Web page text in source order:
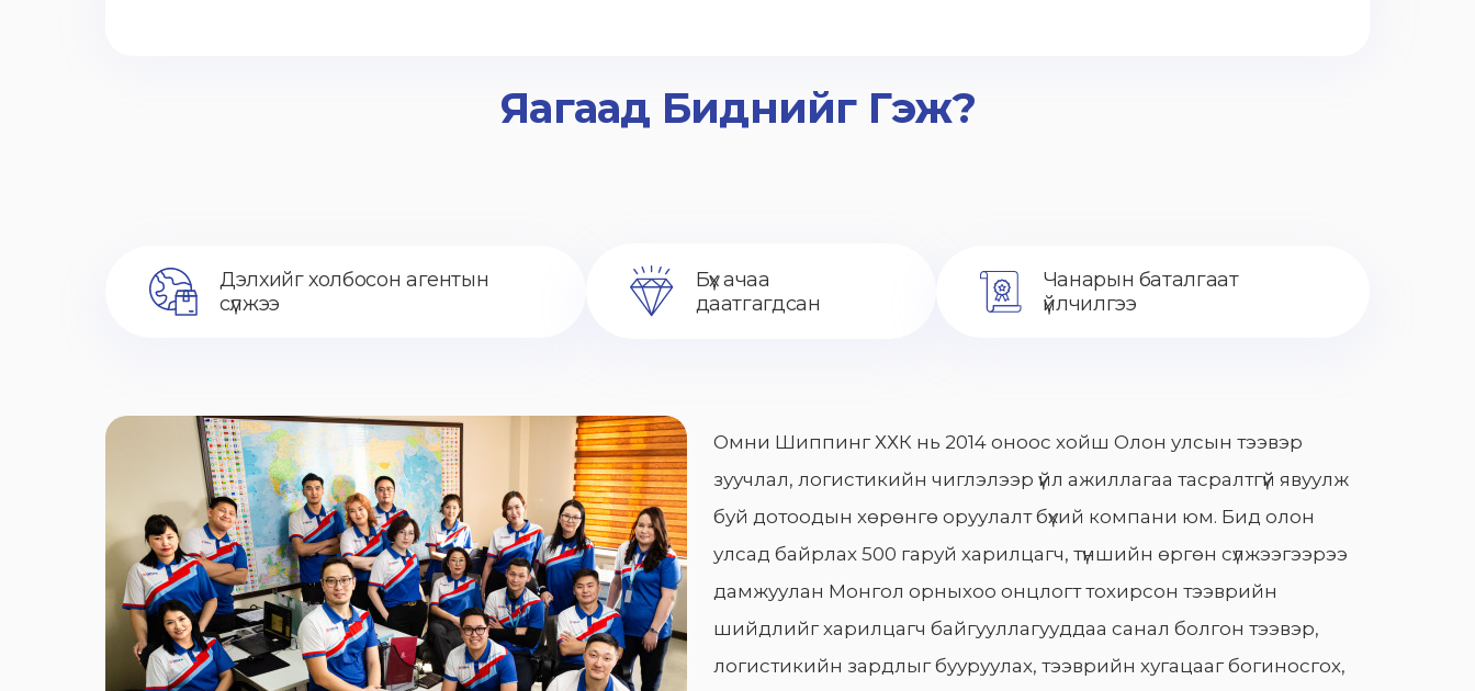
Яагаад Биднийг Гэж?
Дэлхийг холбосон агентын
сүлжээ
Бүх ачаа
даатгагдсан
Чанарын баталгаат
үйлчилгээ
Омни Шиппинг ХХК нь 2014 оноос хойш Олон улсын тээвэр
зуучлал, логистикийн чиглэлээр үйл ажиллагаа тасралтгүй явуулж
буй дотоодын хөрөнгө оруулалт бүхий компани юм. Бид олон
улсад байрлах 500 гаруй харилцагч, түншийн өргөн сүлжээгээрээ
дамжуулан Монгол орныхоо онцлогт тохирсон тээврийн
шийдлийг харилцагч байгууллагууддаа санал болгон тээвэр,
логистикийн зардлыг бууруулах, тээврийн хугацааг богиносгох,